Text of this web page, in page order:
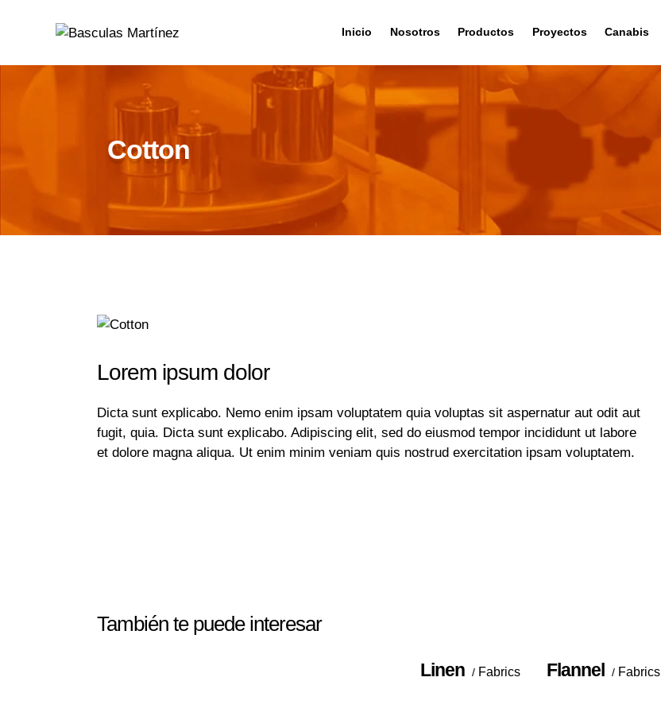
Inicio Nosotros Productos Proyectos Canabis
Cotton
Lorem ipsum dolor
Dicta sunt explicabo. Nemo enim ipsam voluptatem quia voluptas sit aspernatur aut odit aut
fugit, quia. Dicta sunt explicabo. Adipiscing elit, sed do eiusmod tempor incididunt ut labore
et dolore magna aliqua. Ut enim minim veniam quis nostrud exercitation ipsam voluptatem.
También te puede interesar
Fabrics
Linen Fabrics
Flannel